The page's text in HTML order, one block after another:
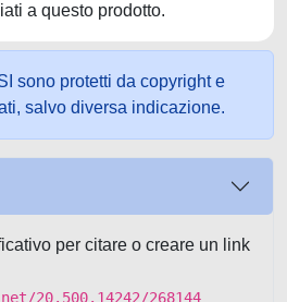
a questo prodotto.
sono protetti da copyright e
salvo diversa indicazione.
per citare o creare un link
20.500.14242/268144